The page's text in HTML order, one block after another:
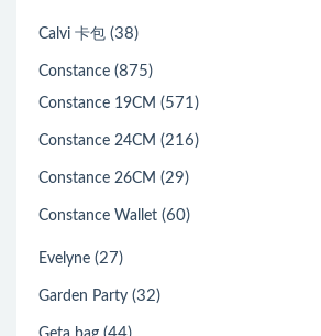
Calvi 卡包 (38)
Constance (875)
Constance 19CM (571)
Constance 24CM (216)
Constance 26CM (29)
Constance Wallet (60)
Evelyne (27)
Garden Party (32)